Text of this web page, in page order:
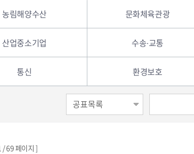
농림해양수산 문화체육관광
산업중소기업 수송·교통
통신 환경보호
/ 69 페이지 ]